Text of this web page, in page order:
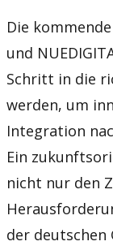
Die
und
Schritt in die
werden, um
Integration
Ein
nicht nur den
der deutschen